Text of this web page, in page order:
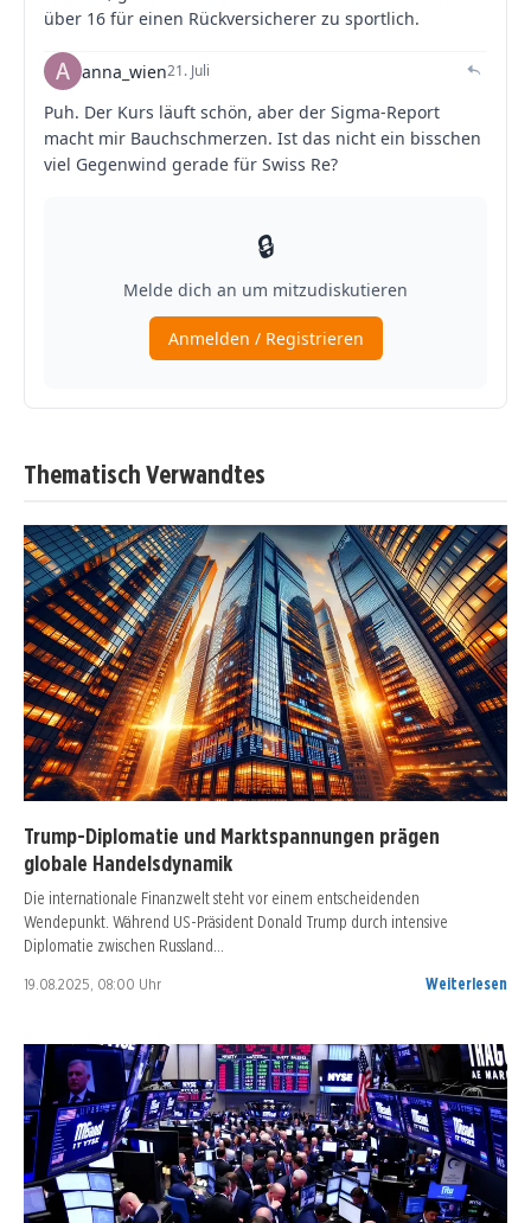
Thematisch Verwandtes
Trump-Diplomatie und Marktspannungen prägen
globale Handelsdynamik
Die internationale Finanzwelt steht vor einem entscheidenden
Wendepunkt. Während US-Präsident Donald Trump durch intensive
Diplomatie zwischen Russland…
19.08.2025, 08:00 Uhr Weiterlesen